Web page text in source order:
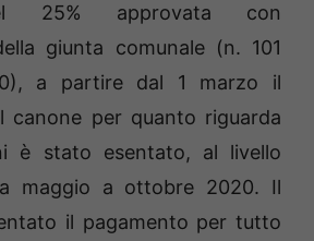
25% approvata con
giunta comunale (n. 101
a partire dal 1 marzo il
canone per quanto riguarda
è stato esentato, al livello
maggio a ottobre 2020. Il
il pagamento per tutto